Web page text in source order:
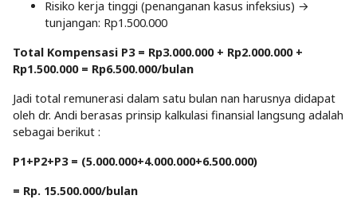
Risiko kerja tinggi (penanganan kasus infeksius) →
tunjangan: Rp1.500.000
Total Kompensasi P3 = Rp3.000.000 + Rp2.000.000 +
Rp1.500.000 = Rp6.500.000/bulan
Jadi total remunerasi dalam satu bulan nan harusnya didapat
oleh dr. Andi berasas prinsip kalkulasi finansial langsung adalah
sebagai berikut :
P1+P2+P3 = (5.000.000+4.000.000+6.500.000)
= Rp. 15.500.000/bulan